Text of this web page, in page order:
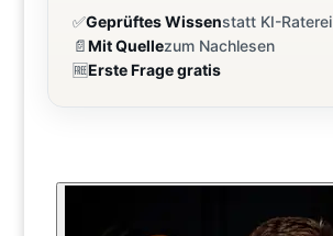
✅Geprüftes Wissenstatt KI-Raterei
📄Mit Quellezum Nachlesen
🆓Erste Frage gratis